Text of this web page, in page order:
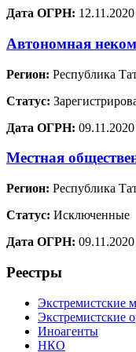
Дата ОГРН: 12.11.2020
Автономная
Регион: Республика
Статус:
Дата ОГРН: 09.11.2020
Местная
Регион: Республика
Статус: Исключенные
Дата ОГРН: 09.11.2020
Реестры
Экстремистские
Экстремистские
Иноагенты
НКО